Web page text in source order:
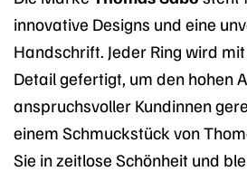
innovative Designs und eine
Handschrift. Jeder Ring wird
Detail gefertigt, um den hohen
anspruchsvoller Kundinnen
einem Schmuckstück von
Sie in zeitlose Schönheit und